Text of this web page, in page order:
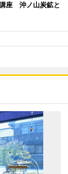
座 沖ノ山炭鉱と